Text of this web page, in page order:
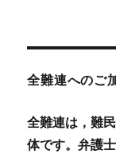
全難連へのご
全難連は，難
体です。弁護